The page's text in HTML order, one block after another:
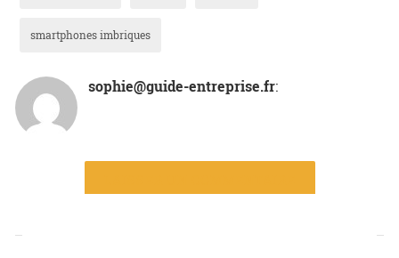
smartphones imbriques
sophie@guide-entreprise.fr: